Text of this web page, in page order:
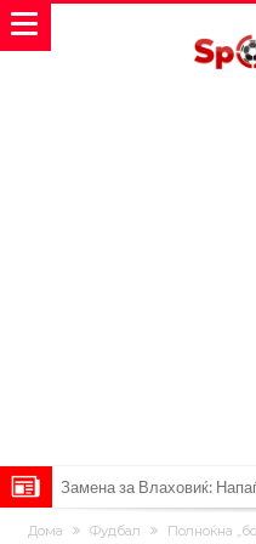
Замена за Влаховиќ:
УЕФА повторно се
Дома Фудбал
Полноќна